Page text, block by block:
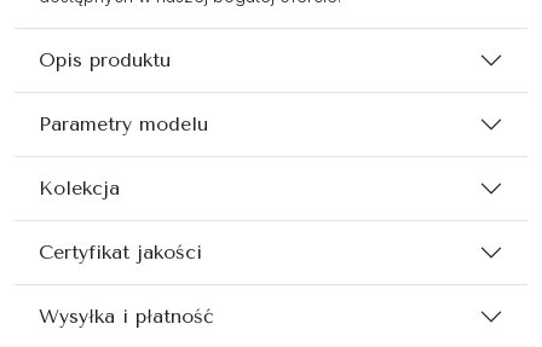
Opis produktu
Parametry modelu
Kolekcja
Certyfikat jakości
Wysyłka i płatność